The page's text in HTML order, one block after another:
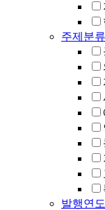
주제분류
발행연도